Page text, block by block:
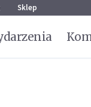
Sklep